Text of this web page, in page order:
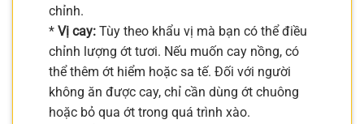
chỉnh.
* Vị cay: Tùy theo khẩu vị mà bạn có thể điều
chỉnh lượng ớt tươi. Nếu muốn cay nồng, có
thể thêm ớt hiểm hoặc sa tế. Đối với người
không ăn được cay, chỉ cần dùng ớt chuông
hoặc bỏ qua ớt trong quá trình xào.